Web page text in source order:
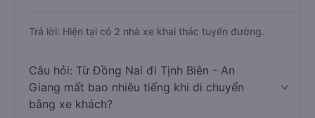
Trả lời: Hiện tại có 2 nhà xe khai thác tuyến đường.
Câu hỏi: Từ Đồng Nai đi Tịnh Biên - An
Giang mất bao nhiêu tiếng khi di chuyển
bằng xe khách?